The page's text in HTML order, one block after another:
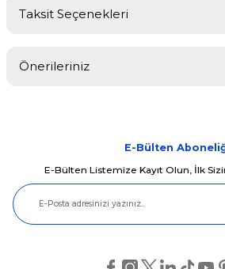
Taksit Seçenekleri
Önerileriniz
Görüş ve önerileriniz için teşekkür ederiz.
Ürün resmi kalitesiz, bozuk veya
Ürün açıklamasında eksik bilgiler bulunuyor.
E-Bülten
E-Bülten Listemize Kayıt Olun, İlk